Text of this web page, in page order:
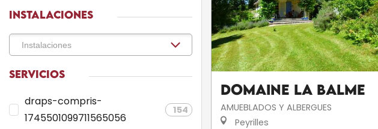
INSTALACIONES
SERVICIOS
draps-compris-
1745501099711565056
154
Domaine la Balme
AMUEBLADOS Y ALBERGUES
Peyrilles